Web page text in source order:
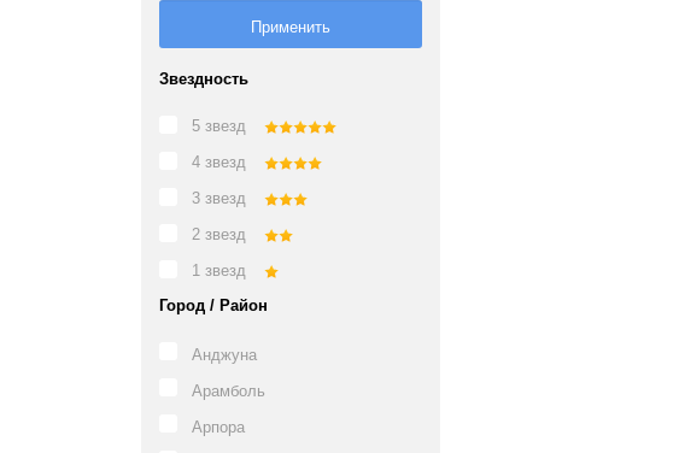
Звездность
5 звезд
4 звезд
3 звезд
2 звезд
1 звезд
Город / Район
Анджуна
Арамболь
Арпора